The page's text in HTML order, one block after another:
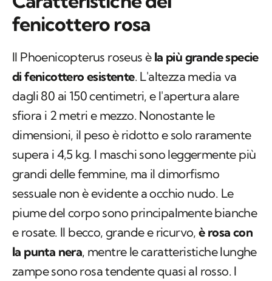
IlPhoenicopterus roseus èla più grande specie
di fenicottero esistente. L'altezza media va
sfiora i 2 metri e mezzo. Nonostante le
dimensioni, il peso è ridotto e solo raramente
supera i 4,5 kg. I maschi sono leggermente più
grandi delle femmine, ma il dimorfismo
sessuale non è evidente a occhio nudo. Le
piume del corpo sono principalmente bianche
e rosate. Il becco, grande e ricurvo,è rosa con
la punta nera , mentre le caratteristiche lunghe
zampe sono rosa tendente quasi al rosso. I
pulcini nascono color grigio e guadagnano
vivacità di colore con il passare del tempo.